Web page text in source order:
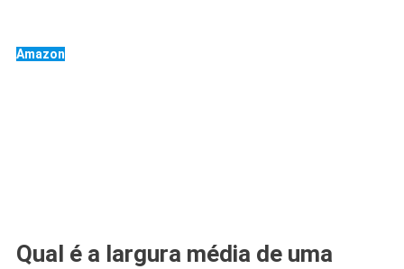
Amazon
Qual é a largura média de uma